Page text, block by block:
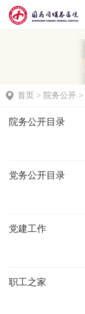
首页 > 院务公开 >
院务公开目录
党务公开目录
党建工作
职工之家